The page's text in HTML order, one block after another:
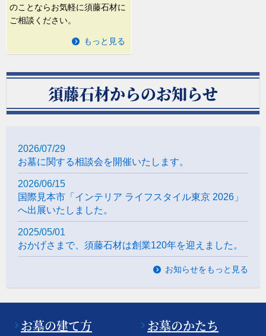
のことならお気軽に須藤石材に
ご相談ください。
もっと見る
須藤石材からのお知らせ
2026/07/29
お墓に関する相談会を開催いたします。
2026/06/15
国際見本市「インテリア ライフスタイル東京 2026」
へ出展いたしました。
2025/05/01
おかげさまで、須藤石材は創業120年を迎えました。
お知らせをもっと見る
お墓の建て方 お墓のかたち